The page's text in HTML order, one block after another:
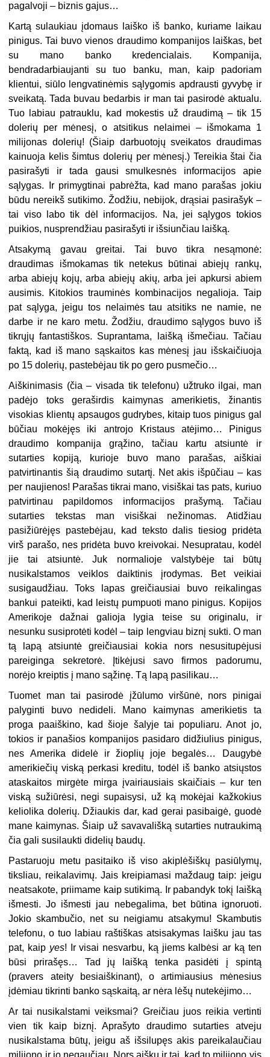
pagalvoji – biznis gajus…
Kartą sulaukiau įdomaus laiško iš banko, kuriame laikau
pinigus. Tai buvo vienos draudimo kompanijos laiškas, bet
su mano banko kredencialais. Kompanija,
bendradarbiaujanti su tuo banku, man, kaip padoriam
klientui, siūlo lengvatinėmis sąlygomis apdrausti gyvybę ir
sveikatą. Tada buvau bedarbis ir man tai pasirodė aktualu.
Tuo labiau patrauklu, kad mokestis už draudimą – tik 15
dolerių per mėnesį, o atsitikus nelaimei – išmokama 1
milijonas dolerių! (Šiaip darbuotojų sveikatos draudimas
kainuoja kelis šimtus dolerių per mėnesį.) Tereikia štai čia
pasirašyti ir tada gausi smulkesnės informacijos apie
sąlygas. Ir primygtinai pabrėžta, kad mano parašas jokiu
būdu nereikš sutikimo. Žodžiu, nebijok, drąsiai pasirašyk –
tai viso labo tik dėl informacijos. Na, jei sąlygos tokios
puikios, nusprendžiau pasirašyti ir išsiunčiau laišką.
Atsakymą gavau greitai. Tai buvo tikra nesąmonė:
draudimas išmokamas tik netekus būtinai abiejų rankų,
arba abiejų kojų, arba abiejų akių, arba jei apkursi abiem
ausimis. Kitokios trauminės kombinacijos negalioja. Taip
pat sąlyga, jeigu tos nelaimės tau atsitiks ne namie, ne
darbe ir ne karo metu. Žodžiu, draudimo sąlygos buvo iš
tikrųjų fantastiškos. Suprantama, laišką išmečiau. Tačiau
faktą, kad iš mano sąskaitos kas mėnesį jau išskaičiuoja
po 15 dolerių, pastebėjau tik po gero pusmečio…
Aiškinimasis (čia – visada tik telefonu) užtruko ilgai, man
padėjo toks geraširdis kaimynas amerikietis, žinantis
visokias klientų apsaugos gudrybes, kitaip tuos pinigus gal
būčiau mokėjęs iki antrojo Kristaus atėjimo… Pinigus
draudimo kompanija grąžino, tačiau kartu atsiuntė ir
sutarties kopiją, kurioje buvo mano parašas, aiškiai
patvirtinantis šią draudimo sutartį. Net akis išpūčiau – kas
per naujienos! Parašas tikrai mano, visiškai tas pats, kuriuo
patvirtinau papildomos informacijos prašymą. Tačiau
sutarties tekstas man visiškai nežinomas. Atidžiau
pasižiūrėjęs pastebėjau, kad teksto dalis tiesiog pridėta
virš parašo, nes pridėta buvo kreivokai. Nesupratau, kodėl
jie tai atsiuntė. Juk normalioje valstybėje tai būtų
nusikalstamos veiklos daiktinis įrodymas. Bet veikiai
susigaudžiau. Toks lapas greičiausiai buvo reikalingas
bankui pateikti, kad leistų pumpuoti mano pinigus. Kopijos
Amerikoje dažnai galioja lygia teise su originalu, ir
nesunku susiprotėti kodėl – taip lengviau biznį sukti. O man
tą lapą atsiuntė greičiausiai kokia nors nesusitupėjusi
pareiginga sekretorė. Įtikėjusi savo firmos padorumu,
norėjo kreiptis į mano sąžinę. Tą lapą pasilikau…
Tuomet man tai pasirodė įžūlumo viršūnė, nors pinigai
palyginti buvo nedideli. Mano kaimynas amerikietis ta
proga paaiškino, kad šioje šalyje tai populiaru. Anot jo,
tokios ir panašios kompanijos pasidaro didžiulius pinigus,
nes Amerika didelė ir žioplių joje begalės… Daugybė
amerikiečių viską perkasi kreditu, todėl iš banko atsiųstos
ataskaitos mirgėte mirga įvairiausiais skaičiais – kur ten
viską sužiūrėsi, negi supaisysi, už ką mokėjai kažkokius
keliolika dolerių. Džiaukis dar, kad gerai pasibaigė, guodė
mane kaimynas. Šiaip už savavališką sutarties nutraukimą
čia gali susilaukti didelių baudų.
Pastaruoju metu pasitaiko iš viso akiplėšiškų pasiūlymų,
tiksliau, reikalavimų. Jais kreipiamasi maždaug taip: jeigu
neatsakote, priimame kaip sutikimą. Ir pabandyk tokį laišką
išmesti. Jo išmesti jau nebegalima, bet būtina ignoruoti.
Jokio skambučio, net su neigiamu atsakymu! Skambutis
telefonu, o tuo labiau raštiškas atsisakymas laišku jau tas
pat, kaip yes! Ir visai nesvarbu, ką jiems kalbėsi ar ką ten
būsi prirašęs… Tad jų laišką tenka pasidėti į spintą
(pravers ateity besiaiškinant), o artimiausius mėnesius
įdėmiau tikrinti banko sąskaitą, ar nėra lėšų nutekėjimo…
Ar tai nusikalstami veiksmai? Greičiau juos reikia vertinti
vien tik kaip biznį. Aprašyto draudimo sutarties atveju
nusikalstama būtų, jeigu aš išsilupęs akis pareikalaučiau